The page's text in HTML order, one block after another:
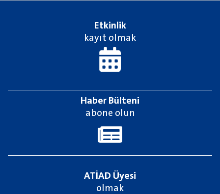
Etkinlik
kayıt olmak
Haber Bülteni
abone olun
ATİAD Üyesi
olmak